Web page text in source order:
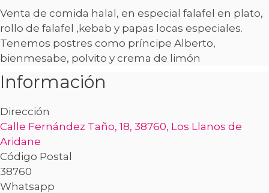
Venta de comida halal, en especial falafel en plato,
rollo de falafel ,kebab y papas locas especiales.
Tenemos postres como príncipe Alberto,
bienmesabe, polvito y crema de limón
Información
Dirección
Calle Fernández Taño, 18, 38760, Los Llanos de
Aridane
Código Postal
38760
Whatsapp